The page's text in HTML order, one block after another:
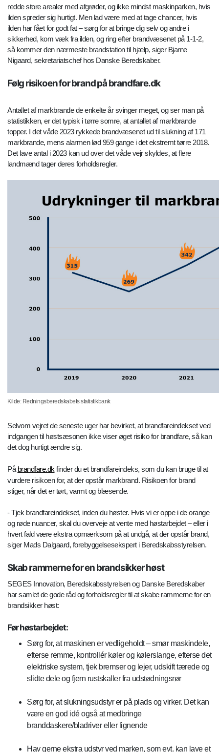
redde store arealer med afgrøder, og ikke mindst maskinparken, hvis
ilden spreder sig hurtigt. Men lad være med at tage chancer, hvis
ilden har fået for godt fat – sørg for at bringe dig selv og andre i
sikkerhed, kom væk fra ilden, og ring efter brandvæsenet på 1-1-2,
så kommer den nærmeste brandstation til hjælp, siger Bjarne
Nigaard, sekretariatschef hos Danske Beredskaber.
Følg risikoen for brand på brandfare.dk
Antallet af markbrande de enkelte år svinger meget, og ser man på
statistikken, er det typisk i tørre somre, at antallet af markbrande
topper. I det våde 2023 rykkede brandvæsenet ud til slukning af 171
markbrande, mens alarmen lød 959 gange i det ekstremt tørre 2018.
Det lave antal i 2023 kan ud over det våde vejr skyldes, at flere
landmænd tager deres forholdsregler.
Kilde: Redningsberedskabets statistikbank
Selvom vejret de seneste uger har bevirket, at brandfareindekset ved
indgangen til høstsæsonen ikke viser øget risiko for brandfare, så kan
det dog hurtigt ændre sig.
På brandfare.dk finder du et brandfareindeks, som du kan bruge til at
vurdere risikoen for, at der opstår markbrand. Risikoen for brand
stiger, når det er tørt, varmt og blæsende.
- Tjek brandfareindekset, inden du høster. Hvis vi er oppe i de orange
og røde nuancer, skal du overveje at vente med høstarbejdet – eller i
hvert fald være ekstra opmærksom på at undgå, at der opstår brand,
siger Mads Dalgaard, forebyggelsesekspert i Beredskabsstyrelsen.
Skab rammerne for en brandsikker høst
SEGES Innovation, Beredskabsstyrelsen og Danske Beredskaber
har samlet de gode råd og forholdsregler til at skabe rammerne for en
brandsikker høst:
Før høstarbejdet:
Sørg for, at maskinen er vedligeholdt – smør maskindele,
efterse remme, kontrollér køler og kølerslange, efterse det
elektriske system, tjek bremser og lejer, udskift tærede og
slidte dele og fjern rustskaller fra udstødningsrør
Sørg for, at slukningsudstyr er på plads og virker. Det kan
være en god idé også at medbringe
branddaskere/bladriver eller lignende
Hav gerne ekstra udstyr ved marken, som evt. kan lave et